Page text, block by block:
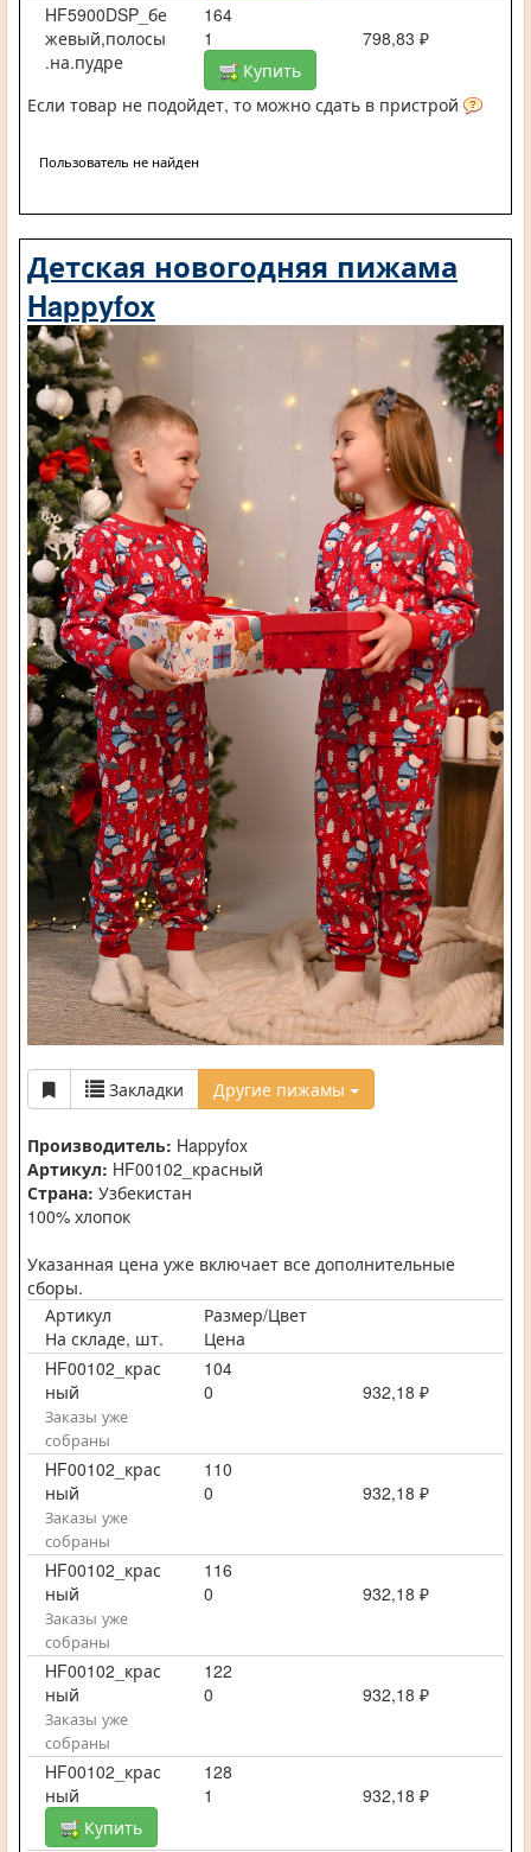
HF5900DSP_бе
жевый,полосы
.на.пудре
164
1
798,83 ₽
Купить
Если товар не подойдет, то можно сдать в пристрой
Пользователь не найден
Детская новогодняя пижама
Happyfox
Закладки Другие пижамы
Производитель: Happyfox
Артикул: HF00102_красный
Страна: Узбекистан
100% хлопок
Указанная цена уже включает все дополнительные
сборы.
Артикул
Размер/Цвет
На складе, шт.
Цена
HF00102_крас
ный
104
0
932,18 ₽
Заказы уже
собраны
HF00102_крас
ный
110
0
932,18 ₽
Заказы уже
собраны
HF00102_крас
ный
116
0
932,18 ₽
Заказы уже
собраны
HF00102_крас
ный
122
0
932,18 ₽
Заказы уже
собраны
HF00102_крас
ный
128
1
932,18 ₽
Купить